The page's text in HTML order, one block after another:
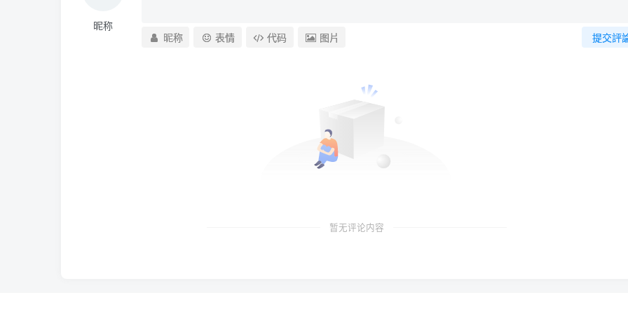
昵称
提交評
昵称 表情 代码 图片
暂无评论内容